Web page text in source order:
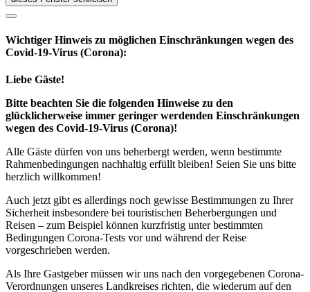
Wichtiger Hinweis zu möglichen Ein­schränk­ungen wegen des
Covid-19-Virus (Corona):
Liebe Gäste!
Bitte beachten Sie die folgenden Hinweise zu den
glücklicherweise immer geringer werdenden Einschränkungen
wegen des Covid-19-Virus (Corona)!
Alle Gäste dürfen von uns beherbergt werden, wenn bestimmte
Rahmenbedingungen nachhaltig erfüllt bleiben! Seien Sie uns bitte
herzlich willkommen!
Auch jetzt gibt es allerdings noch gewisse Bestimmungen zu Ihrer
Sicherheit insbesondere bei touristischen Beherbergungen und
Reisen – zum Beispiel können kurzfristig unter bestimmten
Bedingungen Corona-Tests vor und während der Reise
vorgeschrieben werden.
Als Ihre Gastgeber müssen wir uns nach den vorgegebenen Corona-
Verordnungen unseres Landkreises richten, die wiederum auf den